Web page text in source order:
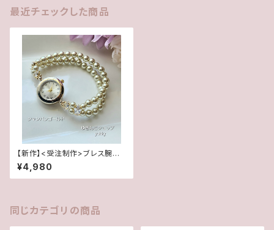
最近チェックした商品
【新作】<受注制作>ブレス腕時
計★シャンパンゴールド
¥4,980
同じカテゴリの商品